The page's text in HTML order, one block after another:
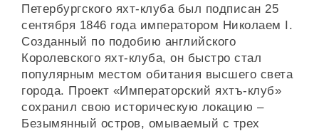
Петербургского яхт-клуба был подписан 25
сентября 1846 года императором Николаем I.
Созданный по подобию английского
Королевского яхт-клуба, он быстро стал
популярным местом обитания высшего света
города. Проект «Императорский яхтъ-клуб»
сохранил свою историческую локацию –
Безымянный остров, омываемый с трех